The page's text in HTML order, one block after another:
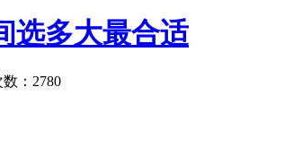
选多大最合适
：2780